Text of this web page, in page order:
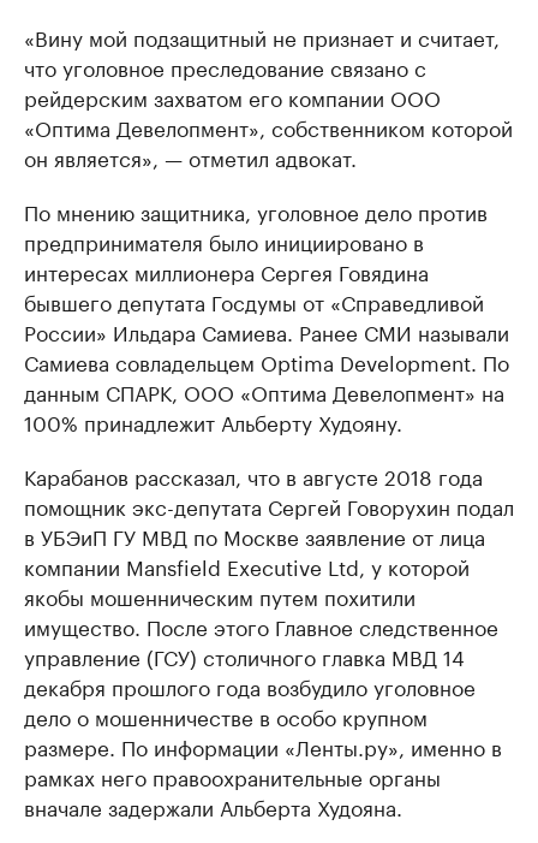
«Вину мой подзащитный не признает и считает,
что уголовное преследование связано с
рейдерским захватом его компании ООО
«Оптима Девелопмент», собственником которой
он является», — отметил адвокат.
По мнению защитника, уголовное дело против
предпринимателя было инициировано в
интересах миллионера Сергея Говядина
бывшего депутата Госдумы от «Справедливой
России» Ильдара Самиева. Ранее СМИ называли
Самиева совладельцем Optima Development. По
данным СПАРК, ООО «Оптима Девелопмент» на
100% принадлежит Альберту Худояну.
Карабанов рассказал, что в августе 2018 года
помощник экс-депутата Сергей Говорухин подал
в УБЭиП ГУ МВД по Москве заявление от лица
компании Mansfield Executive Ltd, у которой
якобы мошенническим путем похитили
имущество. После этого Главное следственное
управление (ГСУ) столичного главка МВД 14
декабря прошлого года возбудило уголовное
дело о мошенничестве в особо крупном
размере. По информации «Ленты.ру», именно в
рамках него правоохранительные органы
вначале задержали Альберта Худояна.